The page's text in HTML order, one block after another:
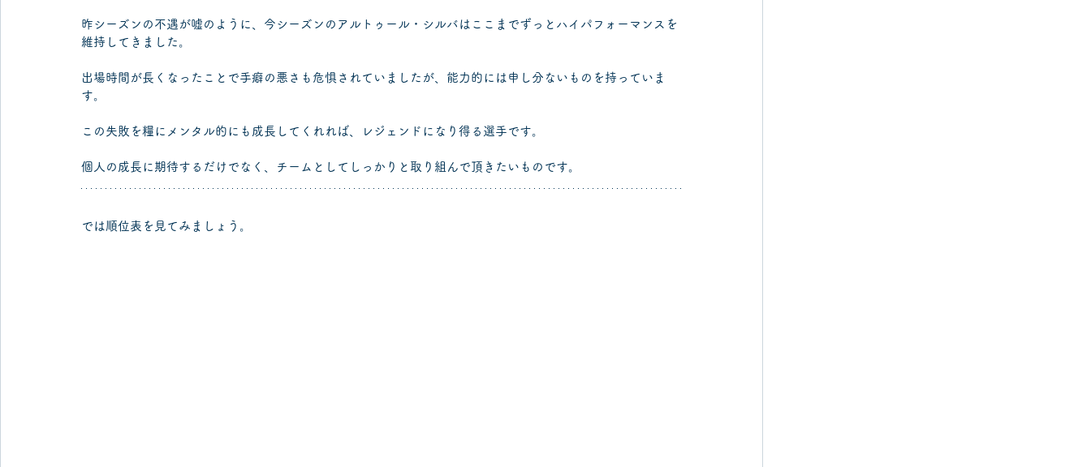
昨シーズンの不遇が嘘のように、今シーズンのアルトゥール・シルバはここまでずっとハイパフォーマンスを
維持してきました。
出場時間が長くなったことで手癖の悪さも危惧されていましたが、能力的には申し分ないものを持っていま
す。
この失敗を糧にメンタル的にも成長してくれれば、レジェンドになり得る選手です。
個人の成長に期待するだけでなく、チームとしてしっかりと取り組んで頂きたいものです。
では順位表を見てみましょう。